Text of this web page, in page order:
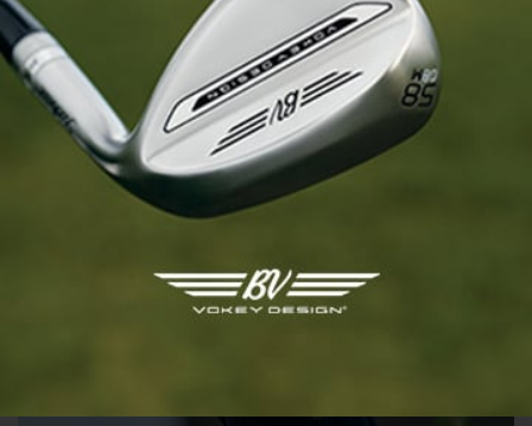
ITALIAN CHALLENGE TOUR 3
Deux nouveaux leaders, Pineau recule à la veille du 4e
tour de l’Italian Challenge
9 MAI 2026